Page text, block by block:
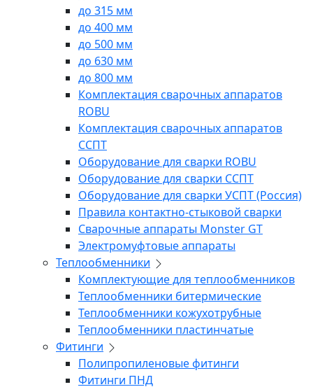
до 315 мм
до 400 мм
до 500 мм
до 630 мм
до 800 мм
Комплектация сварочных аппаратов
ROBU
Комплектация сварочных аппаратов
ССПТ
Оборудование для сварки ROBU
Оборудование для сварки ССПТ
Оборудование для сварки УСПТ (Россия)
Правила контактно-стыковой сварки
Сварочные аппараты Monster GT
Электромуфтовые аппараты
Теплообменники
Комплектующие для теплообменников
Теплообменники битермические
Теплообменники кожухотрубные
Теплообменники пластинчатые
Фитинги
Полипропиленовые фитинги
Фитинги ПНД